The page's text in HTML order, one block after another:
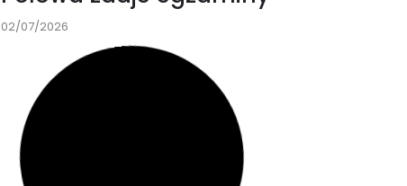
02/07/2026
AKTUALNOŚCI ,INFRASTRUKTURA
OPERATORZY
Promocja w promocji
GreenWay uruchamia „Mapę